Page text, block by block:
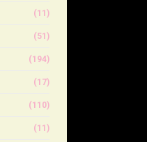
(11)
(51)
(194)
(17)
(110)
(11)